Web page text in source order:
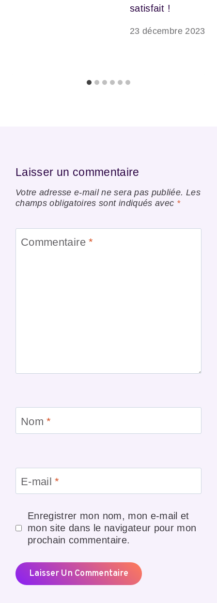
satisfait !
23 décembre 2023
Laisser un commentaire
Votre adresse e-mail ne sera pas publiée. Les
champs obligatoires sont indiqués avec *
Commentaire*
Nom*
E-mail*
Enregistrer mon nom, mon e-mail et
mon site dans le navigateur pour mon
prochain commentaire.